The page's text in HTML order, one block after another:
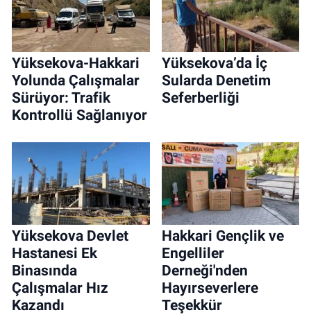
Yüksekova-Hakkari
Yolunda Çalışmalar
Sürüyor: Trafik
Kontrollü Sağlanıyor
Yüksekova’da İç
Sularda Denetim
Seferberliği
Yüksekova Devlet
Hastanesi Ek
Binasında
Çalışmalar Hız
Kazandı
Hakkari Gençlik ve
Engelliler
Derneği'nden
Hayırseverlere
Teşekkür